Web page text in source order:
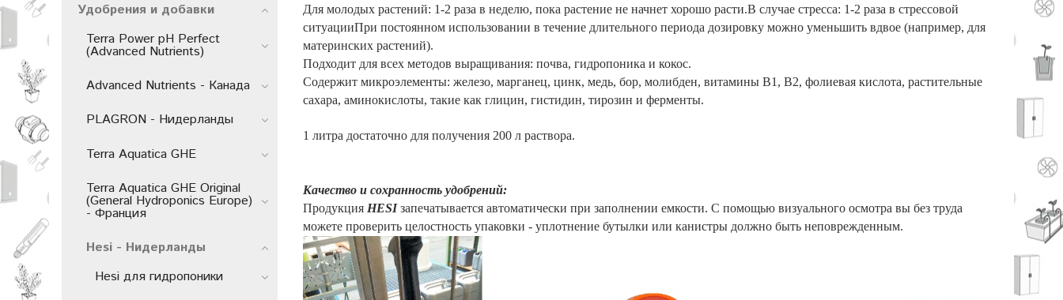
Для молодых растений: 1-2 раза в неделю, пока растение не начнет хорошо расти.В случае стресса: 1-2 раза в стрессовой
ситуацииПри постоянном использовании в течение длительного периода дозировку можно уменьшить вдвое (например, для
материнских растений).
Подходит для всех методов выращивания: почва, гидропоника и кокос.
Содержит микроэлементы: железо, марганец, цинк, медь, бор, молибден, витамины B1, B2, фолиевая кислота, растительные
сахара, аминокислоты, такие как глицин, гистидин, тирозин и ферменты.
1 литра достаточно для получения 200 л раствора.
Качество и сохранность удобрений:
Продукция HESI запечатывается автоматически при заполнении емкости. С помощью визуального осмотра вы без труда
можете проверить целостность упаковки - уплотнение бутылки или канистры должно быть неповрежденным.
Удобрения и добавки
Terra Power pH Perfect
(Advanced Nutrients)
Advanced Nutrients - Канада
PLAGRON - Нидерланды
Terra Aquatica GHE
Terra Aquatica GHE Original
(General Hydroponics Europe)
- Франция
Hesi - Нидерланды
Hesi для гидропоники